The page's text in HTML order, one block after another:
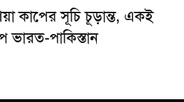
কাপের সূচি চূড়ান্ত, একই
ভারত-পাকিস্তান